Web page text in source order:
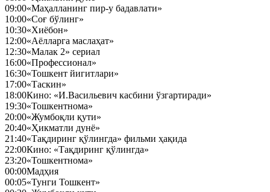
09:00«Маҳалланинг пир-у бадавлати»
10:00«Соғ бўлинг»
10:30«Хиёбон»
12:00«Аёлларга маслаҳат»
12:30«Малак 2» сериал
16:00«Профессионал»
16:30«Тошкент йигитлари»
17:00«Таскин»
18:00Кино: «И.Васильевич касбини ўзгартиради»
19:30«Тошкентнома»
20:00«Жумбоқли қути»
20:40«Ҳикматли дунё»
21:40«Тақдиринг қўлингда» фильми ҳақида
22:00Кино: «Тақдиринг қўлингда»
23:20«Тошкентнома»
00:00Мадҳия
00:05«Тунги Тошкент»